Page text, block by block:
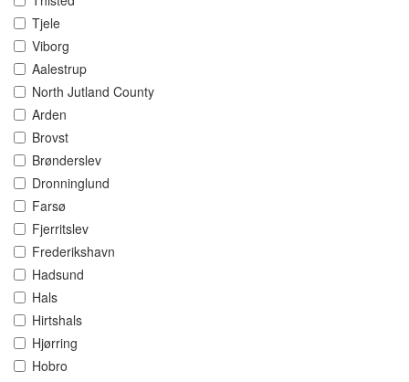
Tjele
Viborg
Aalestrup
North Jutland County
Arden
Brovst
Brønderslev
Dronninglund
Farsø
Fjerritslev
Frederikshavn
Hadsund
Hals
Hirtshals
Hjørring
Hobro